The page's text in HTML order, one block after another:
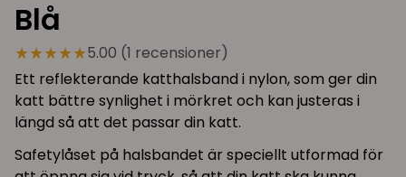
Blå
★★★★★5.00 (1 recensioner)
Ett reflekterande katthalsband i nylon, som ger din
katt bättre synlighet i mörkret och kan justeras i
längd så att det passar din katt.
Safetylåset på halsbandet är speciellt utformad för